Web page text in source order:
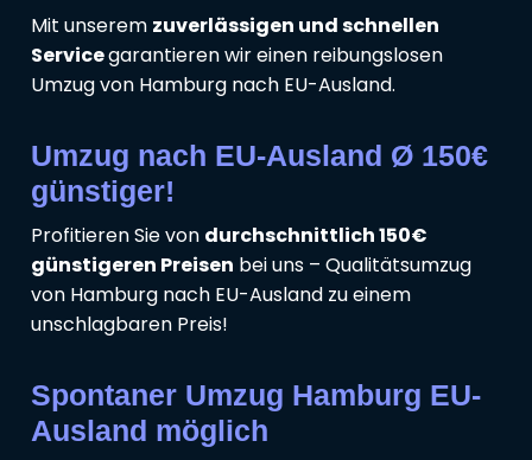
Mit unserem zuverlässigen und schnellen
Servicegarantieren wir einen reibungslosen
Umzug von Hamburg nach EU-Ausland.
Umzug nach EU-Ausland Ø 150€
günstiger!
Profitieren Sie von durchschnittlich 150€
günstigeren Preisen bei uns – Qualitätsumzug
von Hamburg nach EU-Ausland zu einem
unschlagbaren Preis!
Spontaner Umzug Hamburg EU-
Ausland möglich